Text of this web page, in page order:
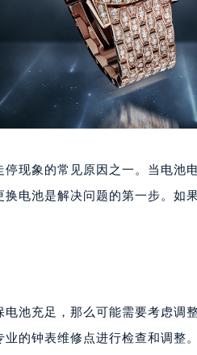
得利名表服务中心（品牌授权
得利名表服务中心（品牌授权店
号时代广场（CCMALL）C座17
置信广场10层1015室（需提前预
号富力中心T2座写字楼29层03
际金融大厦7层G室（需提前预约
民盈国贸中心T1写字楼9层907
恒隆广场写字楼1座11层1104
象城华润大厦B座12楼03室（需
厦B座22层04室（需提前预约）
现象的常见原因之一。当电池
电池是解决问题的第一步。如
池充足，那么可能需要考虑调
的钟表维修点进行检查和调整。